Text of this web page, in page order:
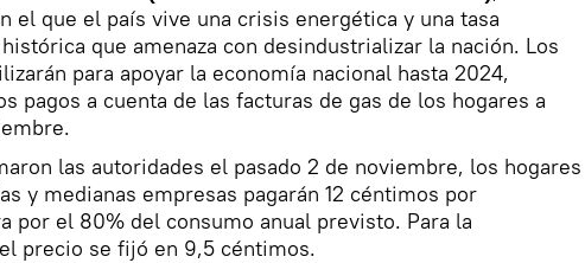
el que el país vive una crisis energética y una tasa
que amenaza con desindustrializar la nación. Los
para apoyar la economía nacional hasta 2024,
pagos a cuenta de las facturas de gas de los hogares a
las autoridades el pasado 2 de noviembre, los hogares
y medianas empresas pagarán 12 céntimos por
por el 80% del consumo anual previsto. Para la
precio se fijó en 9,5 céntimos.